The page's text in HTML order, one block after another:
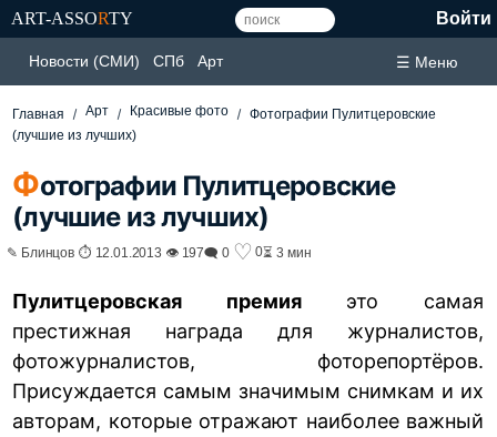
ART-ASSORTY Войти
Новости (СМИ) СПб Арт ☰ Меню
Главная Арт Красивые фото
Фотографии Пулитцеровские
(лучшие из лучших)
Фотографии Пулитцеровские
(лучшие из лучших)
✎ Блинцов ⏱ 12.01.2013 👁 197🗨 0 ♡ 0⏳ 3 мин
Пулитцеровская премияэто самая
престижная награда для журналистов,
фотожурналистов, фоторепортёров.
Присуждается самым значимым снимкам и их
авторам, которые отражают наиболее важный